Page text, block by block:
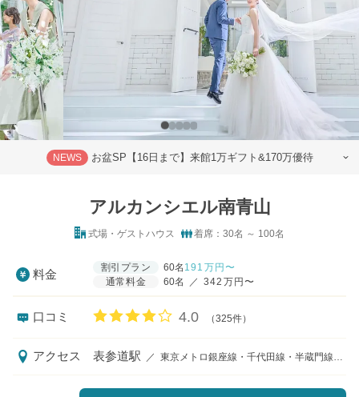
NEWS お盆SP【16日まで】来館1万ギフト&170万優待
アルカンシエル南青山
式場・ゲストハウス 着席：30名 ～ 100名
料金
割引プラン 60名 191 万円〜
通常料金
60名 ／ 342万円〜
口コミ 口コミ評価
4.0 （325件）
アクセス 表参道駅 ／ 東京メトロ銀座線・千代田線・半蔵門線表参道駅B1・A5出口より徒歩7分 営業時間：平日：11:00~19:00 （水曜日11:00~17:00） 土日祝祭日：9:00~19:00 休館日：祝祭日を除く火曜日